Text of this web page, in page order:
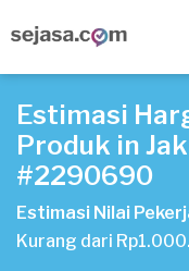
Estimasi
Produk in
#2290690
Estimasi Nilai
Kurang dari